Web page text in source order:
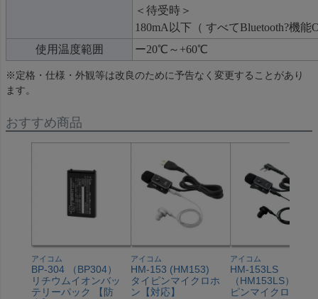
＜待受時＞
180mA以下（ すべてBluetooth?機能
使用温度範囲
ー20℃～+60℃
※定格・仕様・外観等は改良のために予告なく変更することがあり
ます。
おすすめ商品
アイコム
BP-304 （BP304）
リチウムイオンバッ
テリーパック 【防
アイコム
HM-153 (HM153)
タイピンマイクロホ
ン【対応】
アイコム
HM-153LS
（HM153LS） タイ
ピンマイクロホン